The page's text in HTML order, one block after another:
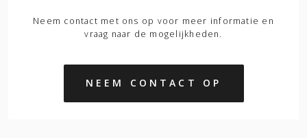
Neem contact met ons op voor meer informatie en
vraag naar de mogelijkheden.
NEEM CONTACT OP